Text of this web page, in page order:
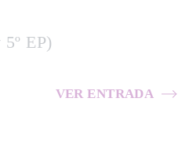
EP)
VER ENTRADA